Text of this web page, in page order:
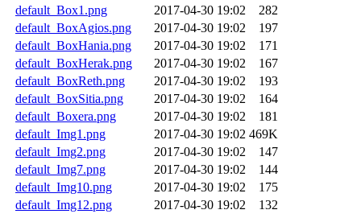
default_Box1.png
2017-04-30 19:02
282
default_BoxAgios.png
2017-04-30 19:02
197
default_BoxHania.png
2017-04-30 19:02
171
default_BoxHerak.png
2017-04-30 19:02
167
default_BoxReth.png
2017-04-30 19:02
193
default_BoxSitia.png
2017-04-30 19:02
164
default_Boxera.png
2017-04-30 19:02
181
default_Img1.png
2017-04-30 19:02 469K
default_Img2.png
2017-04-30 19:02
147
default_Img7.png
2017-04-30 19:02
144
default_Img10.png
2017-04-30 19:02
175
default_Img12.png
2017-04-30 19:02
132